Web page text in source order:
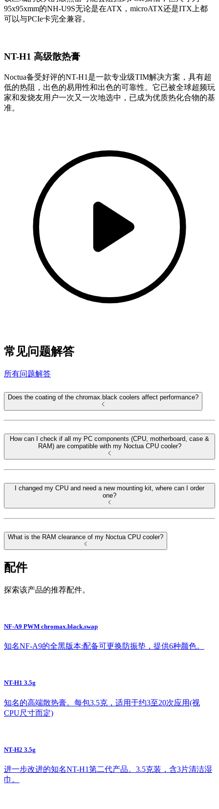
95x95xmm的NH-U9S无论是在ATX，microATX还是ITX上都
可以与PCIe卡完全兼容。
NT-H1 高级散热膏
Noctua备受好评的NT-H1是一款专业级TIM解决方案，具有超
低的热阻，出色的易用性和出色的可靠性。它已被全球超频玩
家和发烧友用户一次又一次地选中，已成为优质热化合物的基
准。
常见问题解答
所有问题解答
Does the coating of the chromax.black coolers affect performance?
How can I check if all my PC components (CPU, motherboard, case &
RAM) are compatible with my Noctua CPU cooler?
I changed my CPU and need a new mounting kit, where can I order
one?
What is the RAM clearance of my Noctua CPU cooler?
配件
探索该产品的推荐配件。
NF-A9 PWM chromax.black.swap
知名NF-A9的全黑版本:配备可更换防振垫，提供6种颜色。
NT-H1 3.5g
知名的高端散热膏。每包3.5克，适用于约3至20次应用(视
CPU尺寸而定)
NT-H2 3.5g
进一步改进的知名NT-H1第二代产品。3.5克装，含3片清洁湿
巾。